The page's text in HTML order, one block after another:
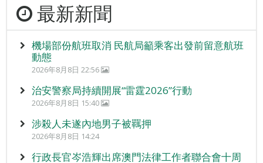
最新新聞
機場部份航班取消 民航局籲乘客出發前留意航班
動態
2026年8月8日 22:56
治安警察局持續開展“雷霆2026”行動
2026年8月8日 15:40
涉殺人未遂內地男子被羈押
2026年8月8日 14:24
行政長官岑浩輝出席澳門法律工作者聯合會十周